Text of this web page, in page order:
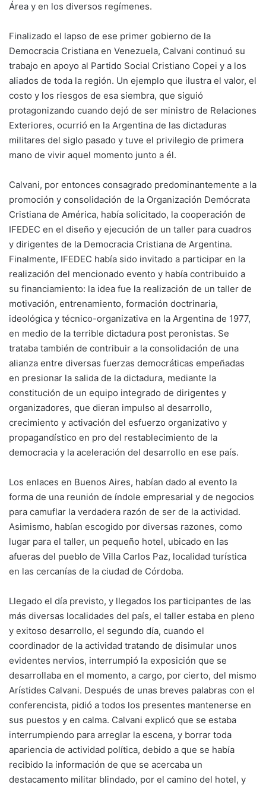
Área y en los diversos regímenes.
Finalizado el lapso de ese primer gobierno de la
Democracia Cristiana en Venezuela, Calvani continuó su
trabajo en apoyo al Partido Social Cristiano Copei y a los
aliados de toda la región. Un ejemplo que ilustra el valor, el
costo y los riesgos de esa siembra, que siguió
protagonizando cuando dejó de ser ministro de Relaciones
Exteriores, ocurrió en la Argentina de las dictaduras
militares del siglo pasado y tuve el privilegio de primera
mano de vivir aquel momento junto a él.
Calvani, por entonces consagrado predominantemente a la
promoción y consolidación de la Organización Demócrata
Cristiana de América, había solicitado, la cooperación de
IFEDEC en el diseño y ejecución de un taller para cuadros
y dirigentes de la Democracia Cristiana de Argentina.
Finalmente, IFEDEC había sido invitado a participar en la
realización del mencionado evento y había contribuido a
su financiamiento: la idea fue la realización de un taller de
motivación, entrenamiento, formación doctrinaria,
ideológica y técnico-organizativa en la Argentina de 1977,
en medio de la terrible dictadura post peronistas. Se
trataba también de contribuir a la consolidación de una
alianza entre diversas fuerzas democráticas empeñadas
en presionar la salida de la dictadura, mediante la
constitución de un equipo integrado de dirigentes y
organizadores, que dieran impulso al desarrollo,
crecimiento y activación del esfuerzo organizativo y
propagandístico en pro del restablecimiento de la
democracia y la aceleración del desarrollo en ese país.
Los enlaces en Buenos Aires, habían dado al evento la
forma de una reunión de índole empresarial y de negocios
para camuflar la verdadera razón de ser de la actividad.
Asimismo, habían escogido por diversas razones, como
lugar para el taller, un pequeño hotel, ubicado en las
afueras del pueblo de Villa Carlos Paz, localidad turística
en las cercanías de la ciudad de Córdoba.
Llegado el día previsto, y llegados los participantes de las
más diversas localidades del país, el taller estaba en pleno
y exitoso desarrollo, el segundo día, cuando el
coordinador de la actividad tratando de disimular unos
evidentes nervios, interrumpió la exposición que se
desarrollaba en el momento, a cargo, por cierto, del mismo
Arístides Calvani. Después de unas breves palabras con el
conferencista, pidió a todos los presentes mantenerse en
sus puestos y en calma. Calvani explicó que se estaba
interrumpiendo para arreglar la escena, y borrar toda
apariencia de actividad política, debido a que se había
recibido la información de que se acercaba un
destacamento militar blindado, por el camino del hotel, y